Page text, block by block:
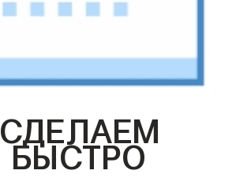
СДЕЛАЕМ
БЫСТРО